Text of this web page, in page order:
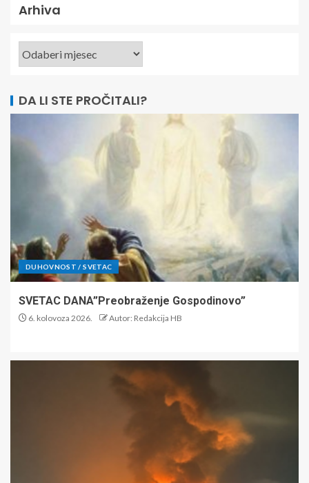
Arhiva
DA LI STE PROČITALI?
DUHOVNOST / SVETAC
SVETAC DANA”Preobraženje Gospodinovo”
6. kolovoza 2026. Autor: Redakcija HB